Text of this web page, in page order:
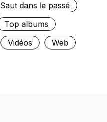
Saut dans le passé
Top albums
Vidéos Web